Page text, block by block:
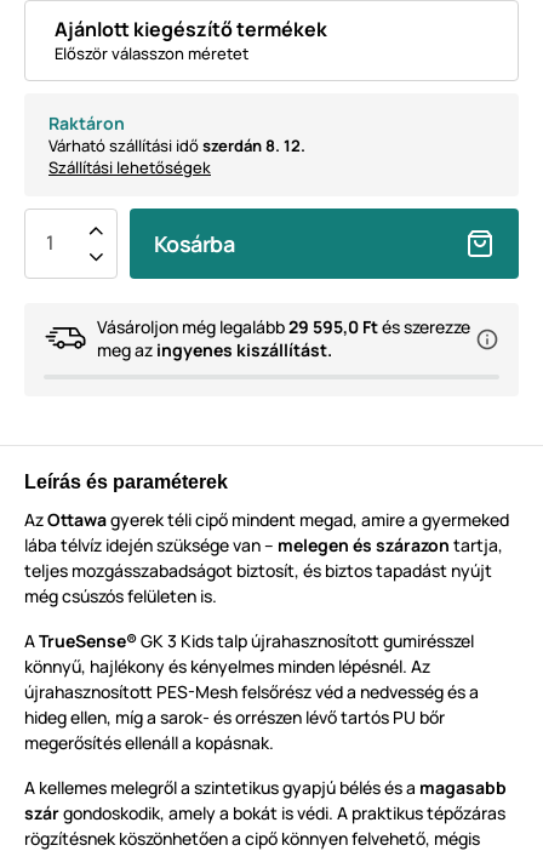
Ajánlott kiegészítő termékek
Először válasszon méretet
Raktáron
Várható szállítási időszerdán 8. 12.
Szállítási lehetőségek
Kosárba
Vásároljon még legalább29 595,0 Ftés szerezze
meg az ingyenes kiszállítást.
Leírás és paraméterek
AzOttawagyerek téli cipő mindent megad, amire a gyermeked
lába télvíz idején szüksége van – melegen és szárazon tartja,
teljes mozgásszabadságot biztosít, és biztos tapadást nyújt
még csúszós felületen is.
ATrueSense®GK 3 Kids talp újrahasznosított gumirésszel
könnyű, hajlékony és kényelmes minden lépésnél. Az
újrahasznosított PES-Mesh felsőrész véd a nedvesség és a
hideg ellen, míg a sarok- és orrészen lévő tartós PU bőr
megerősítés ellenáll a kopásnak.
A kellemes melegről a szintetikus gyapjú bélés és a magasabb
szárgondoskodik, amely a bokát is védi. A praktikus tépőzáras
rögzítésnek köszönhetően a cipő könnyen felvehető, mégis